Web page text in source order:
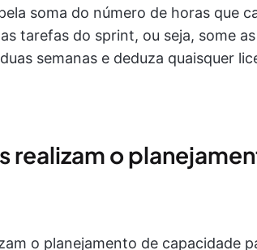
soma do número de horas que
tarefas do sprint, ou seja, some
semanas e deduza quaisquer
realizam o
o planejamento de capacidade